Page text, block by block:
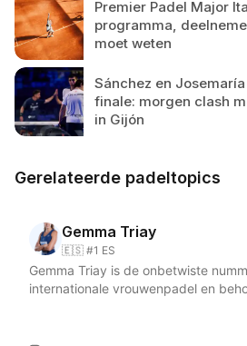
Premier Padel Major
programma,
moet weten
Sánchez en
finale: morgen clash
in Gijón
Gerelateerde padeltopics
Gemma Triay
🇪🇸 #1 ES
Gemma Triay is de onbetwiste
internationale vrouwenpadel en
vast koppel met de Argentijnse Delfi